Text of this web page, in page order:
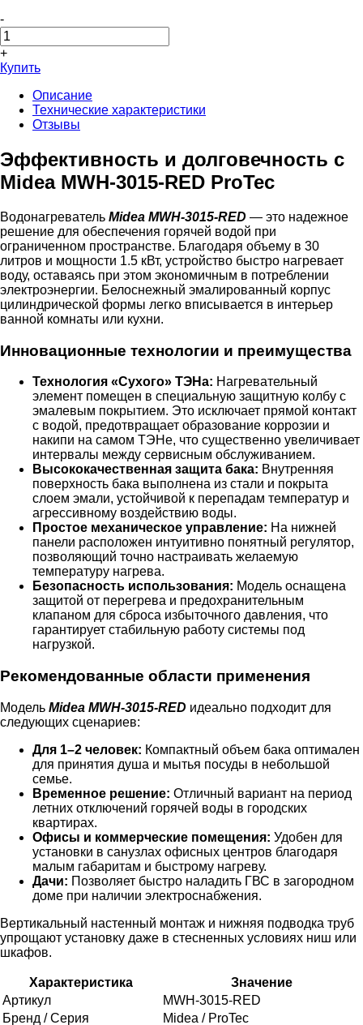
-
+
Купить
Описание
Технические характеристики
Отзывы
Эффективность и долговечность с
Midea MWH-3015-RED ProTec
Водонагреватель Midea MWH-3015-RED — это надежное
решение для обеспечения горячей водой при
ограниченном пространстве. Благодаря объему в 30
литров и мощности 1.5 кВт, устройство быстро нагревает
воду, оставаясь при этом экономичным в потреблении
электроэнергии. Белоснежный эмалированный корпус
цилиндрической формы легко вписывается в интерьер
ванной комнаты или кухни.
Инновационные технологии и преимущества
Технология «Сухого» ТЭНа: Нагревательный
элемент помещен в специальную защитную колбу с
эмалевым покрытием. Это исключает прямой контакт
с водой, предотвращает образование коррозии и
накипи на самом ТЭНе, что существенно увеличивает
интервалы между сервисным обслуживанием.
Высококачественная защита бака: Внутренняя
поверхность бака выполнена из стали и покрыта
слоем эмали, устойчивой к перепадам температур и
агрессивному воздействию воды.
Простое механическое управление: На нижней
панели расположен интуитивно понятный регулятор,
позволяющий точно настраивать желаемую
температуру нагрева.
Безопасность использования: Модель оснащена
защитой от перегрева и предохранительным
клапаном для сброса избыточного давления, что
гарантирует стабильную работу системы под
нагрузкой.
Рекомендованные области применения
Модель Midea MWH-3015-RED идеально подходит для
следующих сценариев:
Для 1–2 человек: Компактный объем бака оптимален
для принятия душа и мытья посуды в небольшой
семье.
Временное решение: Отличный вариант на период
летних отключений горячей воды в городских
квартирах.
Офисы и коммерческие помещения: Удобен для
установки в санузлах офисных центров благодаря
малым габаритам и быстрому нагреву.
Дачи: Позволяет быстро наладить ГВС в загородном
доме при наличии электроснабжения.
Вертикальный настенный монтаж и нижняя подводка труб
упрощают установку даже в стесненных условиях ниш или
шкафов.
Характеристика
Значение
Артикул
MWH-3015-RED
Бренд / Серия
Midea / ProTec